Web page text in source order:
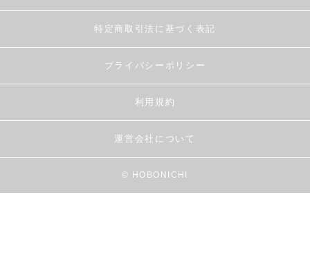
特定商取引法に基づく表記
プライバシーポリシー
利用規約
運営会社について
© HOBONICHI